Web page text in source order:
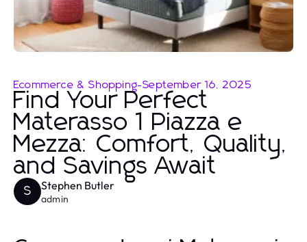
Ecommerce & Shopping-September 16, 2025
Find Your Perfect
Materasso 1 Piazza e
Mezza: Comfort, Quality,
and Savings Await
S Stephen Butler
admin